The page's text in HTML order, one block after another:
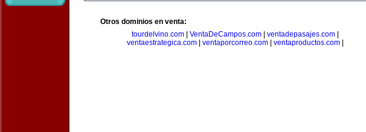
Otros dominios en venta:
tourdelvino.com| VentaDeCampos.com| ventadepasajes.com|
ventaestrategica.com| ventaporcorreo.com| ventaproductos.com|